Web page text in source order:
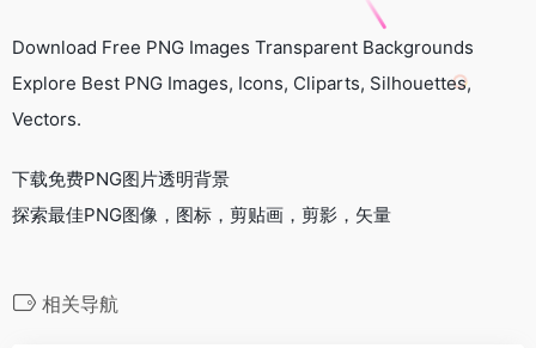
Download Free PNG Images Transparent Backgrounds
Explore Best PNG Images, Icons, Cliparts, Silhouettes,
Vectors.
下载免费PNG图片透明背景
探索最佳PNG图像，图标，剪贴画，剪影，矢量
相关导航